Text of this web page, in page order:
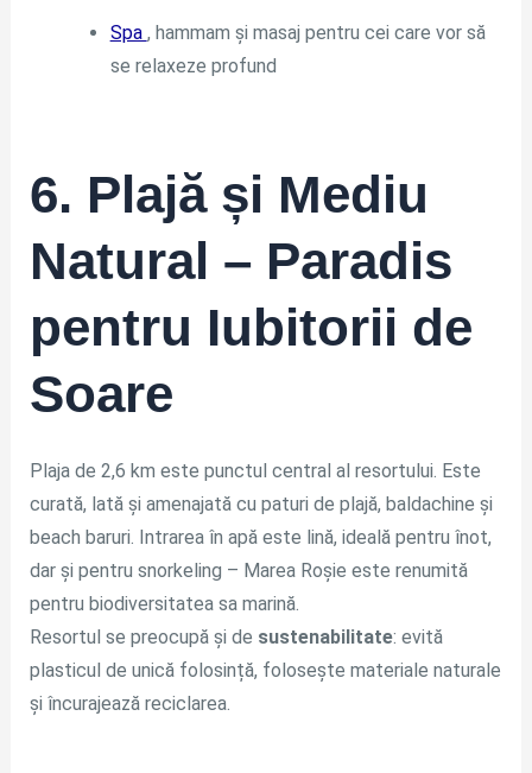
Spa , hammam și masaj pentru cei care vor să
se relaxeze profund
6. Plajă și Mediu
Natural – Paradis
pentru Iubitorii de
Soare
Plaja de 2,6 km este punctul central al resortului. Este
curată, lată și amenajată cu paturi de plajă, baldachine și
beach baruri. Intrarea în apă este lină, ideală pentru înot,
dar și pentru snorkeling – Marea Roșie este renumită
pentru biodiversitatea sa marină.
Resortul se preocupă și de sustenabilitate: evită
plasticul de unică folosință, folosește materiale naturale
și încurajează reciclarea.